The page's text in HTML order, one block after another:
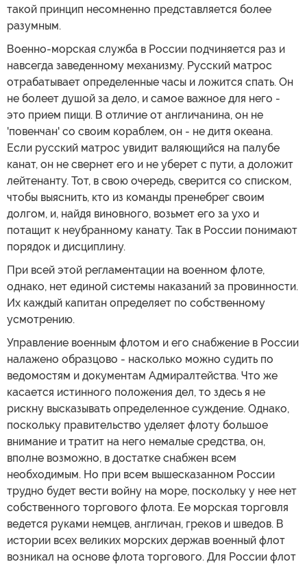
такой принцип несомненно представляется более
разумным.
Военно-морская служба в России подчиняется раз и
навсегда заведенному механизму. Русский матрос
отрабатывает определенные часы и ложится спать. Он
не болеет душой за дело, и самое важное для него -
это прием пищи. В отличие от англичанина, он не
'повенчан' со своим кораблем, он - не дитя океана.
Если русский матрос увидит валяющийся на палубе
канат, он не свернет его и не уберет с пути, а доложит
лейтенанту. Тот, в свою очередь, сверится со списком,
чтобы выяснить, кто из команды пренебрег своим
долгом, и, найдя виновного, возьмет его за ухо и
потащит к неубранному канату. Так в России понимают
порядок и дисциплину.
При всей этой регламентации на военном флоте,
однако, нет единой системы наказаний за провинности.
Их каждый капитан определяет по собственному
усмотрению.
Управление военным флотом и его снабжение в России
налажено образцово - насколько можно судить по
ведомостям и документам Адмиралтейства. Что же
касается истинного положения дел, то здесь я не
рискну высказывать определенное суждение. Однако,
поскольку правительство уделяет флоту большое
внимание и тратит на него немалые средства, он,
вполне возможно, в достатке снабжен всем
необходимым. Но при всем вышесказанном России
трудно будет вести войну на море, поскольку у нее нет
собственного торгового флота. Ее морская торговля
ведется руками немцев, англичан, греков и шведов. В
истории всех великих морских держав военный флот
возникал на основе флота торгового. Для России флот